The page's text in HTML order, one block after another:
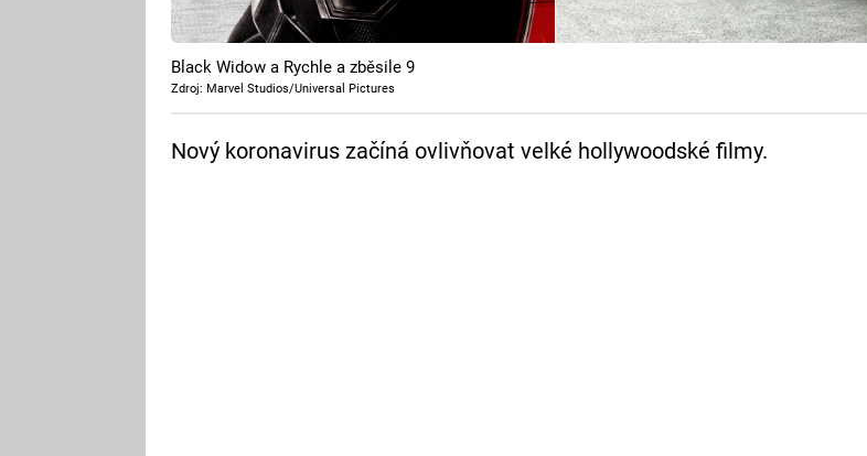
Black Widow a Rychle a zběsile 9
Zdroj: Marvel Studios/Universal Pictures
Nový koronavirus začíná ovlivňovat velké hollywoodské filmy.